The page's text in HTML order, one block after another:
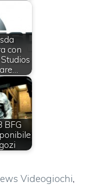
con
BFG
Videogiochi,